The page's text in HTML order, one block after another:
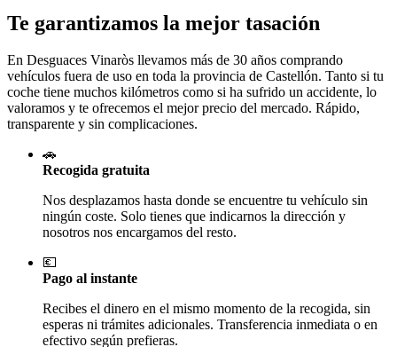
Te garantizamos la mejor tasación
En Desguaces Vinaròs llevamos más de 30 años comprando
vehículos fuera de uso en toda la provincia de Castellón. Tanto si tu
coche tiene muchos kilómetros como si ha sufrido un accidente, lo
valoramos y te ofrecemos el mejor precio del mercado. Rápido,
transparente y sin complicaciones.
🚗
Recogida gratuita
Nos desplazamos hasta donde se encuentre tu vehículo sin
ningún coste. Solo tienes que indicarnos la dirección y
nosotros nos encargamos del resto.
💶
Pago al instante
Recibes el dinero en el mismo momento de la recogida, sin
esperas ni trámites adicionales. Transferencia inmediata o en
efectivo según prefieras.